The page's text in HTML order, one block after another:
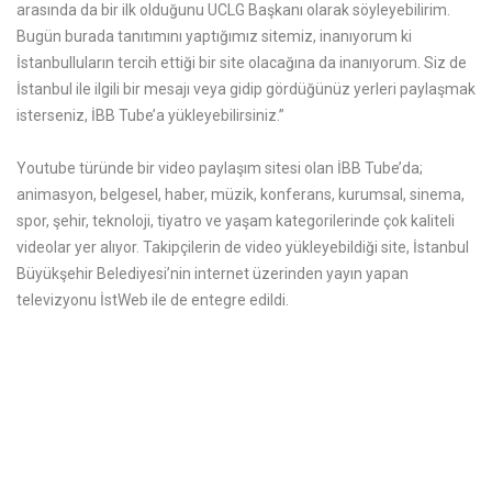
arasında da bir ilk olduğunu UCLG Başkanı olarak söyleyebilirim.
Bugün burada tanıtımını yaptığımız sitemiz, inanıyorum ki
İstanbulluların tercih ettiği bir site olacağına da inanıyorum. Siz de
İstanbul ile ilgili bir mesajı veya gidip gördüğünüz yerleri paylaşmak
isterseniz, İBB Tube’a yükleyebilirsiniz.”
Youtube türünde bir video paylaşım sitesi olan İBB Tube’da;
animasyon, belgesel, haber, müzik, konferans, kurumsal, sinema,
spor, şehir, teknoloji, tiyatro ve yaşam kategorilerinde çok kaliteli
videolar yer alıyor. Takipçilerin de video yükleyebildiği site, İstanbul
Büyükşehir Belediyesi’nin internet üzerinden yayın yapan
televizyonu İstWeb ile de entegre edildi.